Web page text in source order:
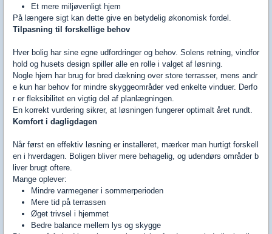
Et mere miljøvenligt hjem
På længere sigt kan dette give en betydelig økonomisk fordel.
Tilpasning til forskellige behov
Hver bolig har sine egne udfordringer og behov. Solens retning, vindfor
hold og husets design spiller alle en rolle i valget af løsning.
Nogle hjem har brug for bred dækning over store terrasser, mens andr
e kun har behov for mindre skyggeområder ved enkelte vinduer. Derfo
r er fleksibilitet en vigtig del af planlægningen.
En korrekt vurdering sikrer, at løsningen fungerer optimalt året rundt.
Komfort i dagligdagen
Når først en effektiv løsning er installeret, mærker man hurtigt forskell
en i hverdagen. Boligen bliver mere behagelig, og udendørs områder b
liver brugt oftere.
Mange oplever:
Mindre varmegener i sommerperioden
Mere tid på terrassen
Øget trivsel i hjemmet
Bedre balance mellem lys og skygge